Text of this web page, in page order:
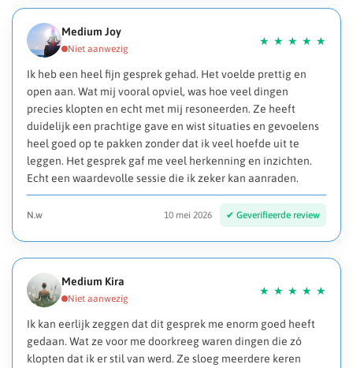
Medium Joy
Ik heb een heel fijn gesprek gehad. Het voelde prettig en
open aan. Wat mij vooral opviel, was hoe veel dingen
precies klopten en echt met mij resoneerden. Ze heeft
duidelijk een prachtige gave en wist situaties en gevoelens
heel goed op te pakken zonder dat ik veel hoefde uit te
leggen. Het gesprek gaf me veel herkenning en inzichten.
Echt een waardevolle sessie die ik zeker kan aanraden.
N.w 10 mei 2026
Medium Kira
Ik kan eerlijk zeggen dat dit gesprek me enorm goed heeft
gedaan. Wat ze voor me doorkreeg waren dingen die zó
klopten dat ik er stil van werd. Ze sloeg meerdere keren